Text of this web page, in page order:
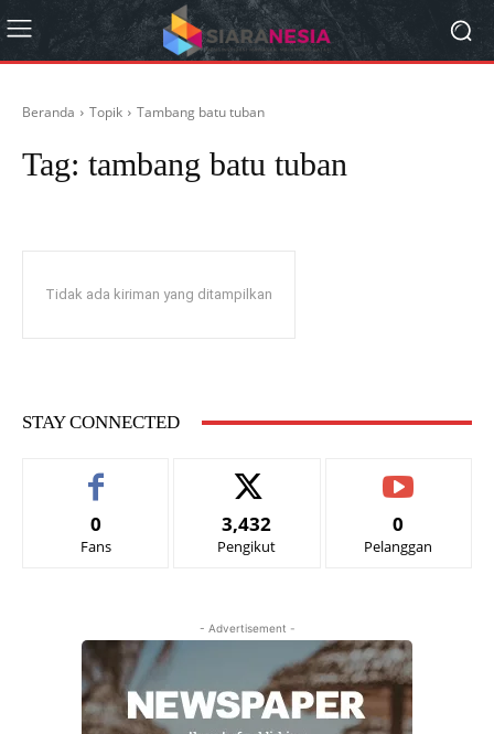
Beranda Topik Tambang batu tuban
Tag: tambang batu tuban
Tidak ada kiriman yang ditampilkan
STAY CONNECTED
0
Fans
3,432
Pengikut
0
Pelanggan
- Advertisement -